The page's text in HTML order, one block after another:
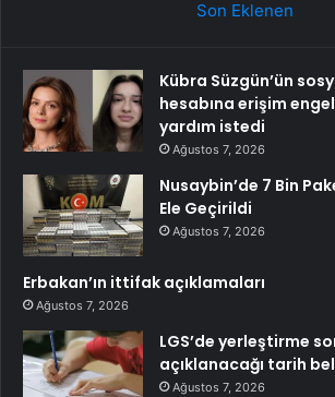
Son Eklenen
Kübra Süzgün’ün
hesabına erişim
yardım istedi
Ağustos 7, 2026
Nusaybin’de 7 Bin
Ele Geçirildi
Ağustos 7, 2026
Erbakan’ın ittifak açıklamaları
Ağustos 7, 2026
LGS’de yerleştirme
açıklanacağı tarih
Ağustos 7, 2026